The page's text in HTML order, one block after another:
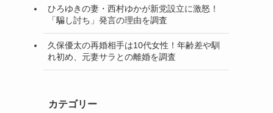
ひろゆきの妻・西村ゆかが新党設立に激怒！
「騙し討ち」発言の理由を調査
久保優太の再婚相手は10代女性！年齢差や馴
れ初め、元妻サラとの離婚を調査
カテゴリー